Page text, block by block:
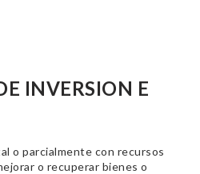
INVERSION E
o parcialmente con recursos
o recuperar bienes o